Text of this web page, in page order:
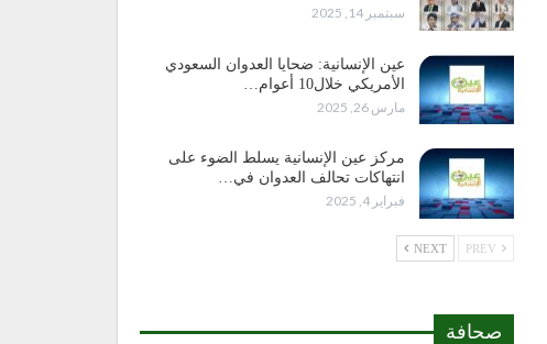
سبتمبر 14, 2025
عين الإنسانية: ضحايا العدوان السعودي
الأمريكي خلال10 أعوام…
مارس 26, 2025
مركز عين الإنسانية يسلط الضوء على
انتهاكات تحالف العدوان في…
فبراير 4, 2025
NEXT
صحافة